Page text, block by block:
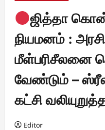
ஜித்தா
நியமனம் :
மீள்பரிசீலனை
வேண்டும் –
கட்சி
Editor